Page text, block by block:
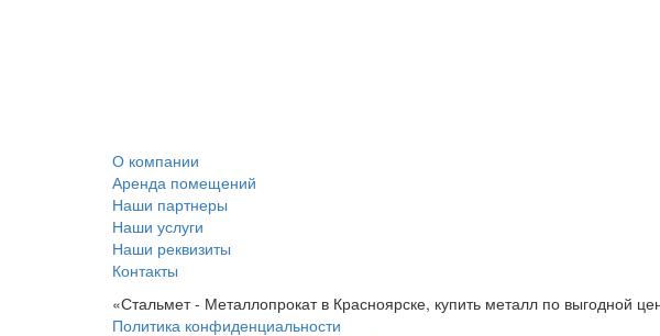
О компании
Аренда помещений
Наши партнеры
Наши услуги
Наши реквизиты
Контакты
«Стальмет - Металлопрокат в Красноярске, купить металл по выгодной
Политика конфиденциальности